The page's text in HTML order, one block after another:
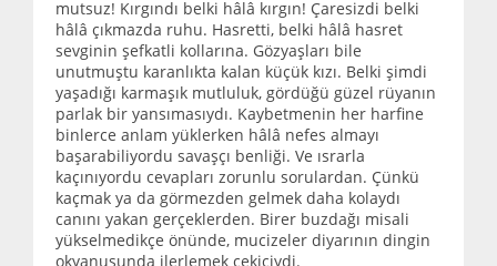
mutsuz! Kırgındı belki hâlâ kırgın! Çaresizdi belki
hâlâ çıkmazda ruhu. Hasretti, belki hâlâ hasret
sevginin şefkatli kollarına. Gözyaşları bile
unutmuştu karanlıkta kalan küçük kızı. Belki şimdi
yaşadığı karmaşık mutluluk, gördüğü güzel rüyanın
parlak bir yansımasıydı. Kaybetmenin her harfine
binlerce anlam yüklerken hâlâ nefes almayı
başarabiliyordu savaşçı benliği. Ve ısrarla
kaçınıyordu cevapları zorunlu sorulardan. Çünkü
kaçmak ya da görmezden gelmek daha kolaydı
canını yakan gerçeklerden. Birer buzdağı misali
yükselmedikçe önünde, mucizeler diyarının dingin
okyanusunda ilerlemek çekiciydi.